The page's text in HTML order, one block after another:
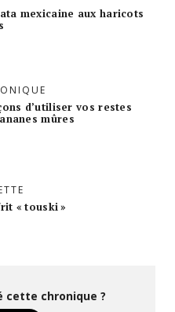
mexicaine aux haricots
d’utiliser vos restes
mûres
« touski »
cette chronique ?